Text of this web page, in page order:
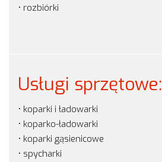
• rozbiórki
Usługi sprzętowe:
• koparki i ładowarki
• koparko-ładowarki
• koparki gąsienicowe
• spycharki